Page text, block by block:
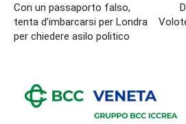
Con un passaporto falso,
tenta d’imbarcarsi per Londra
per chiedere asilo politico